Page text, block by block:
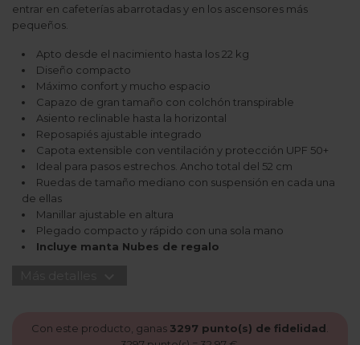
entrar en cafeterías abarrotadas y en los ascensores más
pequeños.
Apto desde el nacimiento hasta los 22 kg
Diseño compacto
Máximo confort y mucho espacio
Capazo de gran tamaño con colchón transpirable
Asiento reclinable hasta la horizontal
Reposapiés ajustable integrado
Capota extensible con ventilación y protección UPF 50+
Ideal para pasos estrechos. Ancho total del 52 cm
Ruedas de tamaño mediano con suspensión en cada una
de ellas
Manillar ajustable en altura
Plegado compacto y rápido con una sola mano
Incluye manta Nubes de regalo
Con este producto, ganas 3297 punto(s) de fidelidad